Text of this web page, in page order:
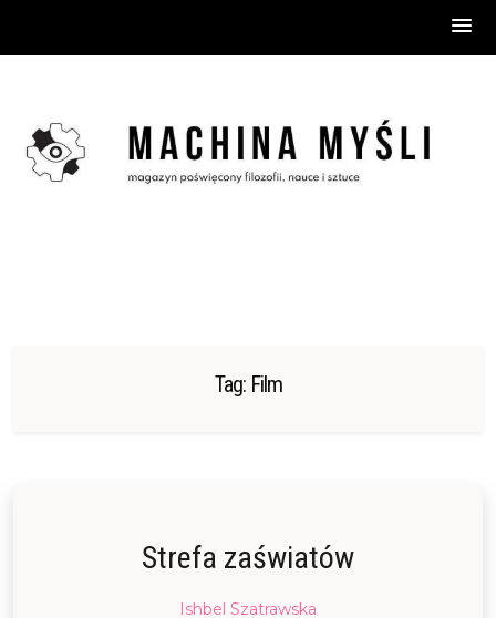
content
Tag: Film
Strefa zaświatów
Posted
Ishbel Szatrawska